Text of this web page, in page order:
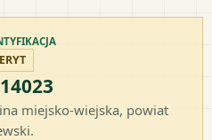
miejsko-wiejska, powiat
.